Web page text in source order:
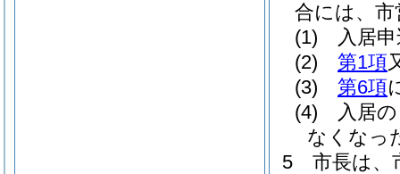
合には、
(1)
入居
(2)
第1項
(3)
第6項
(4)
入居
なくなっ
5
市長は、